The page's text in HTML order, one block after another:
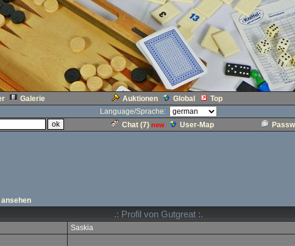
Galerie Auktionen Global Top
Language/Sprache:
Chat (7) new User-Map
.: Profil von Gutgreat :.
Saskia